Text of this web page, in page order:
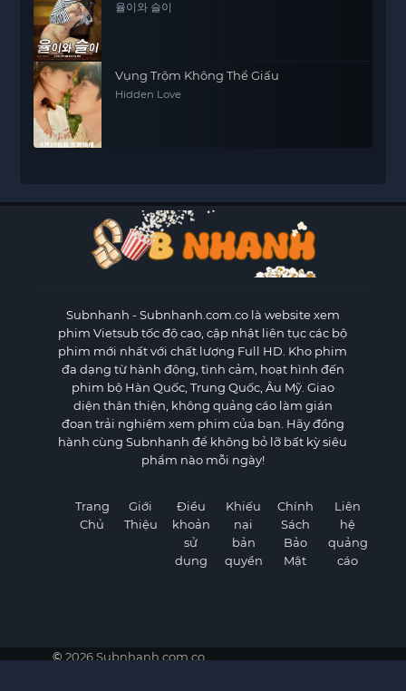
율이와 슬이
Vụng Trộm Không Thể Giấu
Hidden Love
Subnhanh - Subnhanh.com.co là website xem
phim Vietsub tốc độ cao, cập nhật liên tục các bộ
phim mới nhất với chất lượng Full HD. Kho phim
đa dạng từ hành động, tình cảm, hoạt hình đến
phim bộ Hàn Quốc, Trung Quốc, Âu Mỹ. Giao
diện thân thiện, không quảng cáo làm gián
đoạn trải nghiệm xem phim của bạn. Hãy đồng
hành cùng Subnhanh để không bỏ lỡ bất kỳ siêu
phẩm nào mỗi ngày!
Trang
Chủ
Giới
Thiệu
Điều
khoản
sử
dụng
Khiếu
nại
bản
quyền
Chính
Sách
Bảo
Mật
Liên
hệ
quảng
cáo
© 2026 Subnhanh.com.co